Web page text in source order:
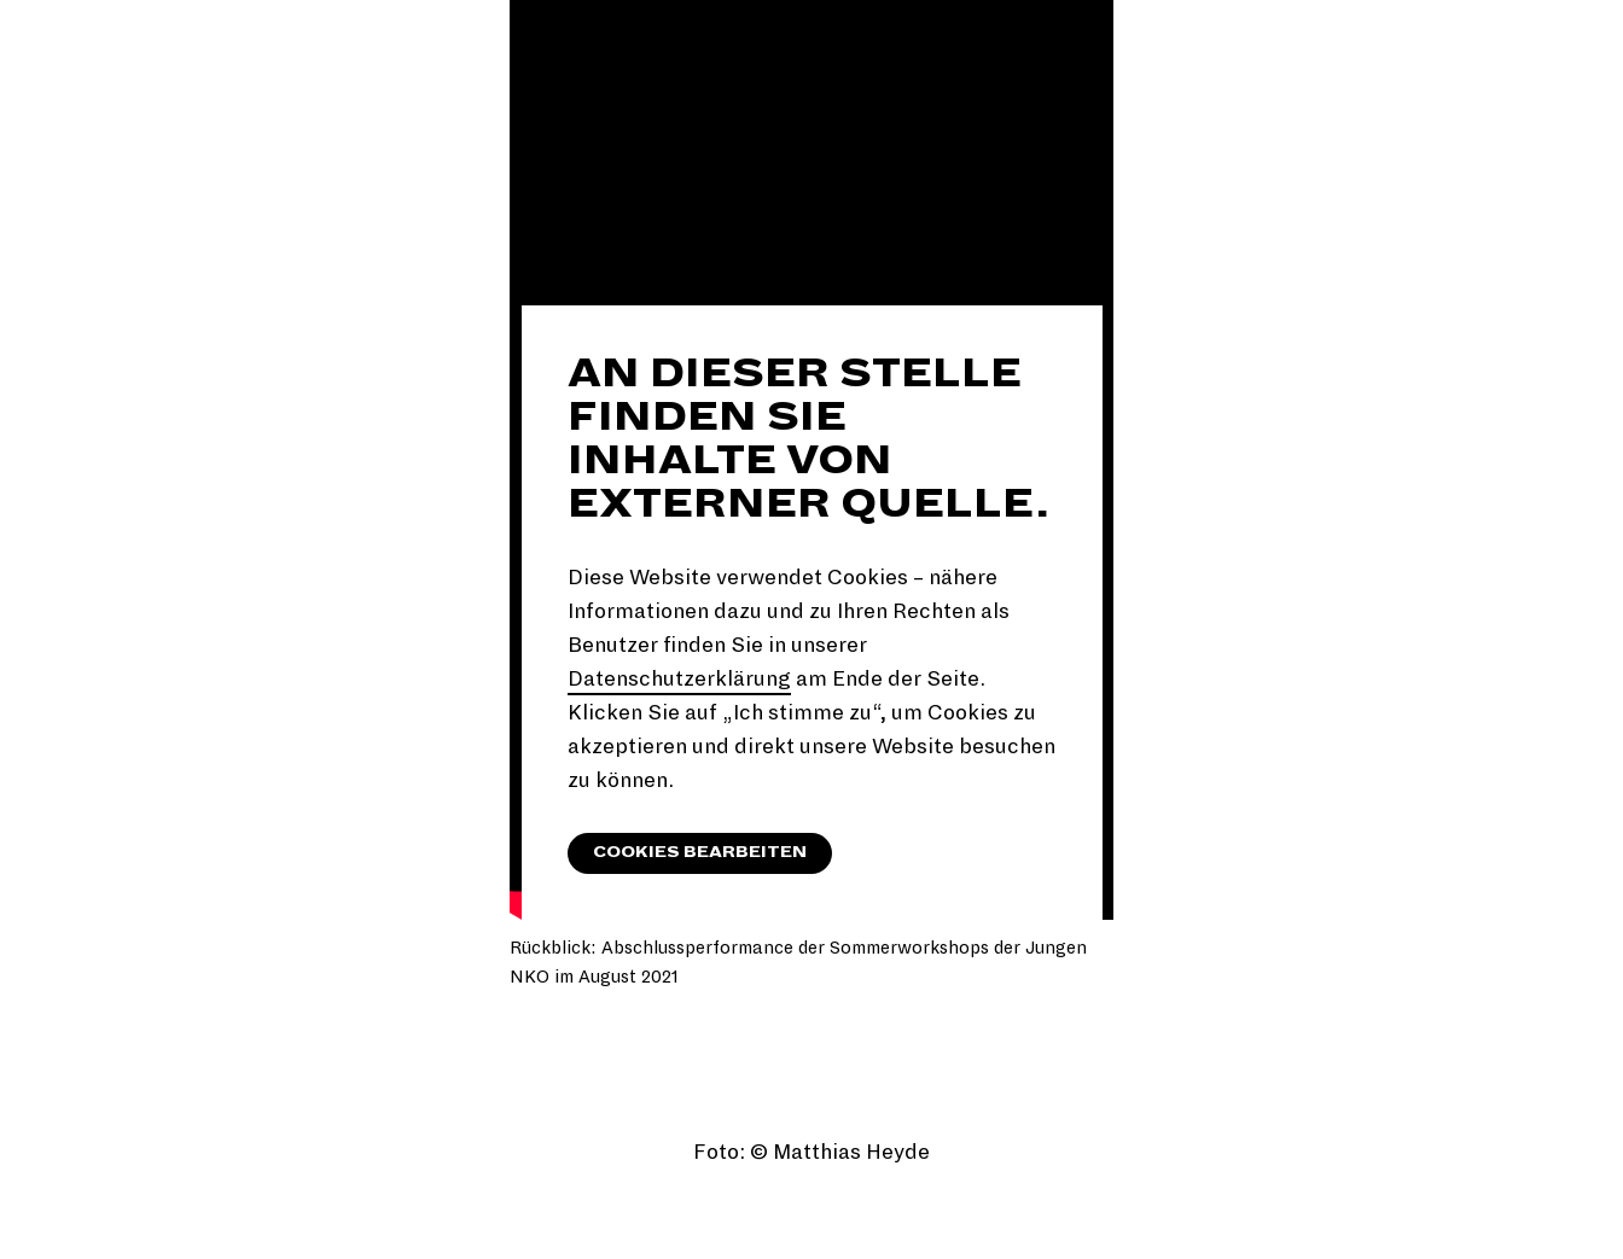
AN DIESER STELLE
FINDEN SIE
INHALTE VON
EXTERNER QUELLE.
Diese Website verwendet Cookies – nähere
Informationen dazu und zu Ihren Rechten als
Benutzer finden Sie in unserer
Datenschutzerklärung am Ende der Seite.
Klicken Sie auf „Ich stimme zu“, um Cookies zu
akzeptieren und direkt unsere Website besuchen
zu können.
COOKIES BEARBEITEN
Rückblick: Abschlussperformance der Sommerworkshops der Jungen
NKO im August 2021
Foto: © Matthias Heyde